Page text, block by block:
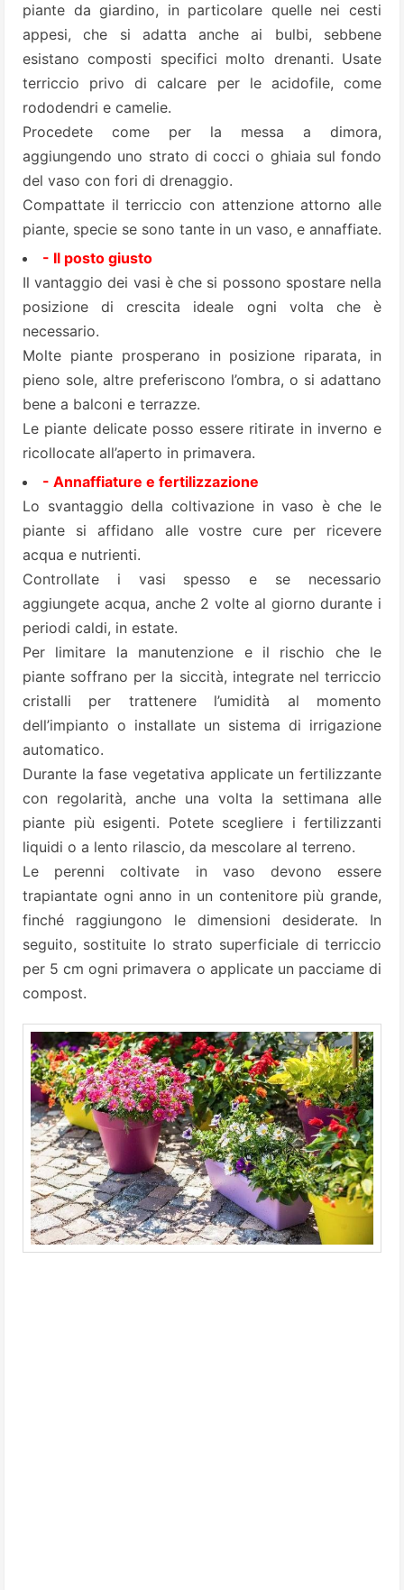
piante da giardino, in particolare quelle nei cesti
appesi, che si adatta anche ai bulbi, sebbene
esistano composti specifici molto drenanti. Usate
terriccio privo di calcare per le acidofile, come
rododendri e camelie.
Procedete come per la messa a dimora,
aggiungendo uno strato di cocci o ghiaia sul fondo
del vaso con fori di drenaggio.
Compattate il terriccio con attenzione attorno alle
piante, specie se sono tante in un vaso, e annaffiate.
- Il posto giusto
Il vantaggio dei vasi è che si possono spostare nella
posizione di crescita ideale ogni volta che è
necessario.
Molte piante prosperano in posizione riparata, in
pieno sole, altre preferiscono l’ombra, o si adattano
bene a balconi e terrazze.
Le piante delicate posso essere ritirate in inverno e
ricollocate all’aperto in primavera.
- Annaffiature e fertilizzazione
Lo svantaggio della coltivazione in vaso è che le
piante si affidano alle vostre cure per ricevere
acqua e nutrienti.
Controllate i vasi spesso e se necessario
aggiungete acqua, anche 2 volte al giorno durante i
periodi caldi, in estate.
Per limitare la manutenzione e il rischio che le
piante soffrano per la siccità, integrate nel terriccio
cristalli per trattenere l’umidità al momento
dell’impianto o installate un sistema di irrigazione
automatico.
Durante la fase vegetativa applicate un fertilizzante
con regolarità, anche una volta la settimana alle
piante più esigenti. Potete scegliere i fertilizzanti
liquidi o a lento rilascio, da mescolare al terreno.
Le perenni coltivate in vaso devono essere
trapiantate ogni anno in un contenitore più grande,
finché raggiungono le dimensioni desiderate. In
seguito, sostituite lo strato superficiale di terriccio
per 5 cm ogni primavera o applicate un pacciame di
compost.